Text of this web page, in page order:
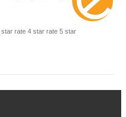
star rate 4 star rate 5 star